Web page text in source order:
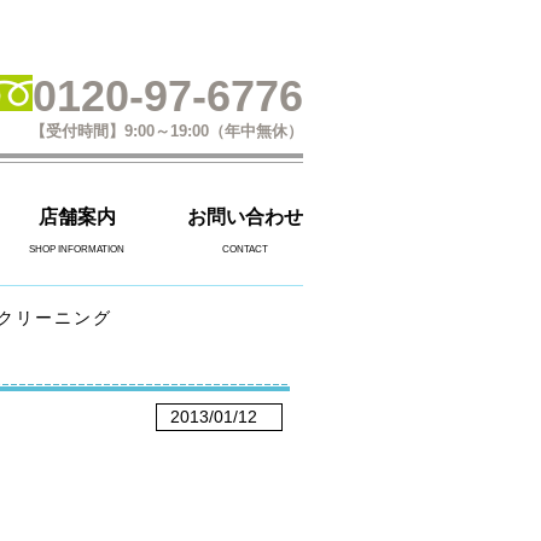
0120-97-6776
【受付時間】9:00～19:00（年中無休）
店舗案内
SHOP INFORMATION
お問い合わせ
CONTACT
リーニング
2013/01/12